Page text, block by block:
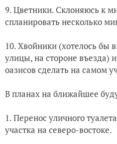
9. Цветники. Склоняюсь к
спланировать несколько
10. Хвойники (хотелось бы
улицы, на стороне въезда)
оазисов сделать на самом
В планах на ближайшее
1. Перенос уличного
участка на северо-востоке.